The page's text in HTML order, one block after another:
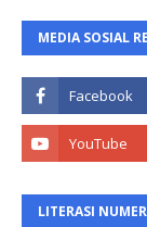
MEDIA SOSIAL
LITERASI